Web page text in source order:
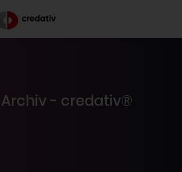
- credativ®